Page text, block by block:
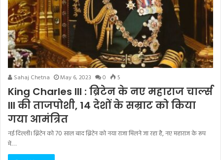
Sahaj Chetna May 6, 2023 0 5
King Charles III : ब्रिटेन के नए महाराज चार्ल्स
III की ताजपोशी, 14 देशों के सम्राट को किया
गया आमंत्रित
नई दिल्ली। ब्रिटेन को 70 साल बाद ब्रिटेन को नया राजा मिलने जा रहा है, नए महाराज के रूप
में…